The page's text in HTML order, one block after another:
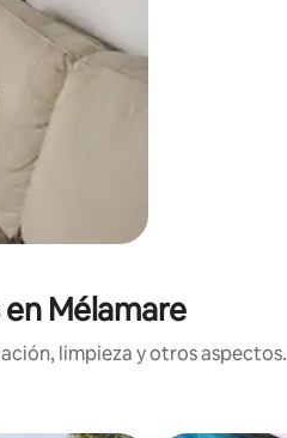
Mélamare
limpieza y otros aspectos.